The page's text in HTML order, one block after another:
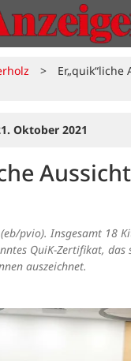
>
Oktober 2021
pvio). Insgesamt 18
QuiK-Zertifikat, das
auszeichnet.